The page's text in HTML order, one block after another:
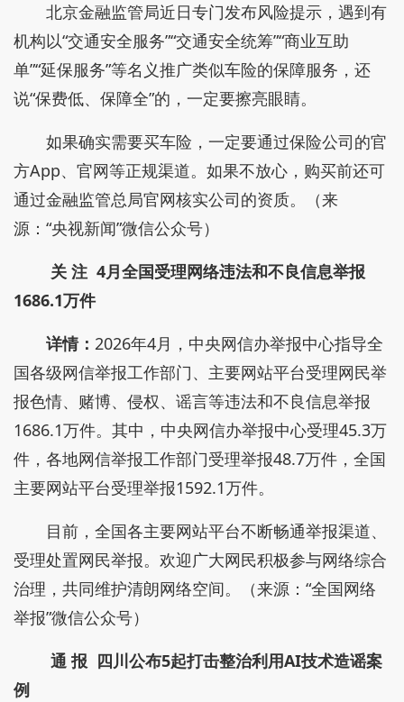
北京金融监管局近日专门发布风险提示，遇到有
机构以“交通安全服务”“交通安全统筹”“商业互助
单”“延保服务”等名义推广类似车险的保障服务，还
说“保费低、保障全”的，一定要擦亮眼睛。
如果确实需要买车险，一定要通过保险公司的官
方App、官网等正规渠道。如果不放心，购买前还可
通过金融监管总局官网核实公司的资质。（来
源：“央视新闻”微信公众号）
关 注 4月全国受理网络违法和不良信息举报
1686.1万件
详情： 2026年4月，中央网信办举报中心指导全
国各级网信举报工作部门、主要网站平台受理网民举
报色情、赌博、侵权、谣言等违法和不良信息举报
1686.1万件。其中，中央网信办举报中心受理45.3万
件，各地网信举报工作部门受理举报48.7万件，全国
主要网站平台受理举报1592.1万件。
目前，全国各主要网站平台不断畅通举报渠道、
受理处置网民举报。欢迎广大网民积极参与网络综合
治理，共同维护清朗网络空间。（来源：“全国网络
举报”微信公众号）
通 报 四川公布5起打击整治利用AI技术造谣案
例